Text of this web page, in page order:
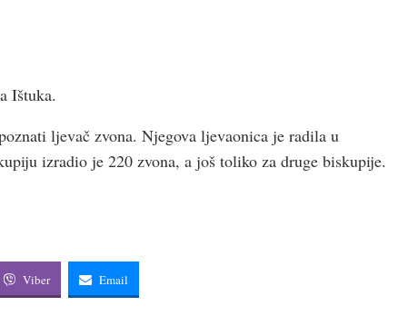
Ištuka.
ljevač zvona. Njegova ljevaonica je radila u
izradio je 220 zvona, a još toliko za druge biskupije.
Viber Email